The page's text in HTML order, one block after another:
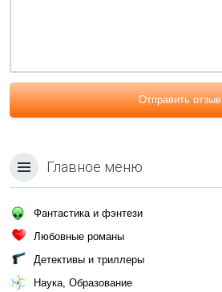
Отправить отзыв
Главное меню
Фантастика и фэнтези
Любовные романы
Детективы и триллеры
Наука, Образование